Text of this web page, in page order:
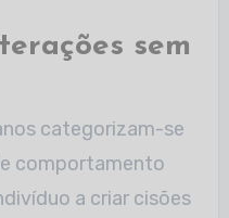
sem
categorizam-se
comportamento
a criar cisões